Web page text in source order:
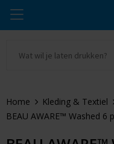
Drinkwaren
Alle promosnoepje
Zomer
Thule
Home Kleding & Textiel
BEAU AWARE™ Washed